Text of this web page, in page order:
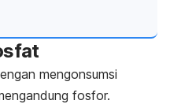
mengonsumsi
fosfor.